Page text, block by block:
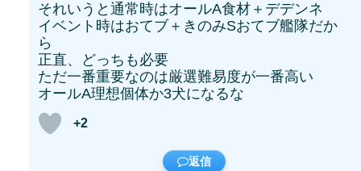
それいうと通常時はオールA食材＋デデンネ
イベント時はおてブ＋きのみSおてブ艦隊だか
ら
正直、どっちも必要
ただ一番重要なのは厳選難易度が一番高い
オールA理想個体か3犬になるな
+2
返信